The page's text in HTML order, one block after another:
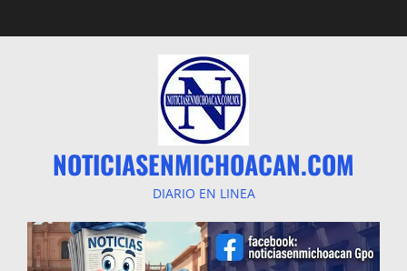
al
NOTICIASENMICHOACAN.COM
DIARIO EN LINEA